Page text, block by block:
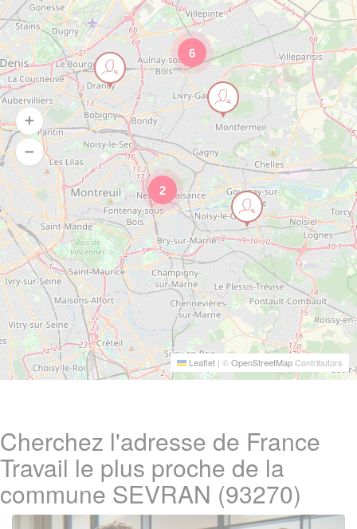
2
6
Leaflet | ©OpenStreetMapContributors
Cherchez l'adresse de France
Travail le plus proche de la
commune SEVRAN (93270)